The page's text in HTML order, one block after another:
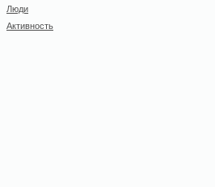
Люди
Активность